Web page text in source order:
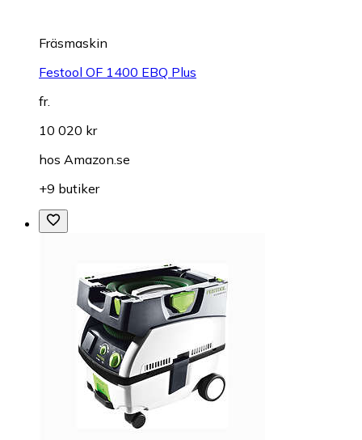
Fräsmaskin
Festool OF 1400 EBQ Plus
fr.
10 020 kr
hos Amazon.se
+9 butiker